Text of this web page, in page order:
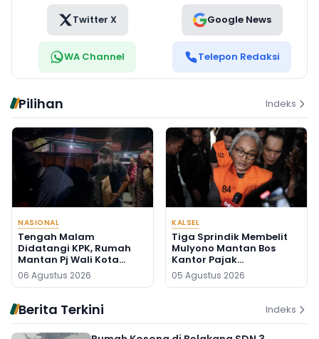
Twitter X Google News
WA Channel Telepon Redaksi
Pilihan Indeks
NASIONAL
Tengah Malam
Didatangi KPK, Rumah
Mantan Pj Wali Kota
Digeledah, Empat Koper
Dibawa
06 Agustus 2026
KALSEL
Tiga Sprindik Membelit
Mulyono Mantan Bos
Kantor Pajak
Banjarmasin
05 Agustus 2026
Berita Terkini Indeks